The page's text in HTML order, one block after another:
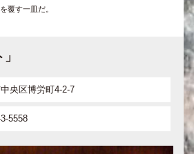
覆す一皿だ。
央区博労町4-2-7
5558